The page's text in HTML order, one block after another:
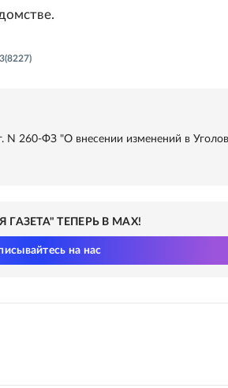
N 260-ФЗ "О внесении изменений в
ТЕПЕРЬ В MAX!
на нас